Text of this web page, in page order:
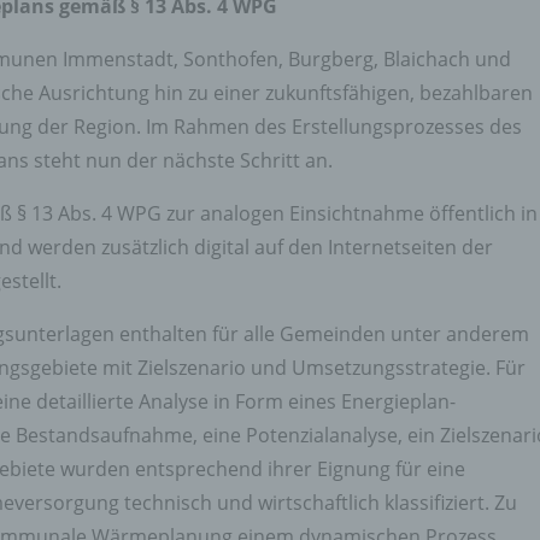
gemäß § 13 Abs. 4 WPG
Immenstadt, Sonthofen, Burgberg, Blaichach und
Ausrichtung hin zu einer zukunftsfähigen, bezahlbaren
der Region. Im Rahmen des Erstellungsprozesses des
steht nun der nächste Schritt an.
§ 13 Abs. 4 WPG zur analogen Einsichtnahme öffentlich in
werden zusätzlich digital auf den Internetseiten der
enthalten für alle Gemeinden unter anderem
mit Zielszenario und Umsetzungsstrategie. Für
detaillierte Analyse in Form eines Energieplan-
eine Potenzialanalyse, ein
wurden entsprechend ihrer Eignung für eine
technisch und wirtschaftlich klassifiziert. Zu
wirtschaftlicher Lage, Gesundheit, persönlicher
natürlichen Person zu analysieren oder vorherzusagen.
ist die Verarbeitung personenbezogener Daten in
auf welche die personenbezogenen Daten ohne
Person zugeordnet werden können, sofern diese
gesondert aufbewahrt werden und technischen und
Maßnahmen unterliegen, die gewährleisten, dass
Daten nicht einer identifizierten oder
oder für die Verarbeitung Verantwortlicher
oder für die Verarbeitung Verantwortlicher ist die
oder juristische Person, Behörde, Einrichtung oder andere
die allein oder gemeinsam mit anderen über die Zwecke und
von personenbezogenen Daten entscheidet. Sind
der Mitgliedstaaten vorgegeben, so kann der Verantwortliche